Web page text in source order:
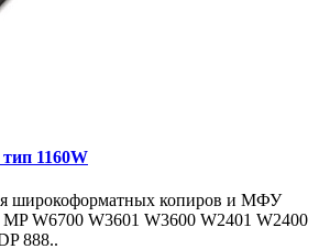
1160W
широкоформатных копиров и МФУ
W6700 W3601 W3600 W2401 W2400
888..